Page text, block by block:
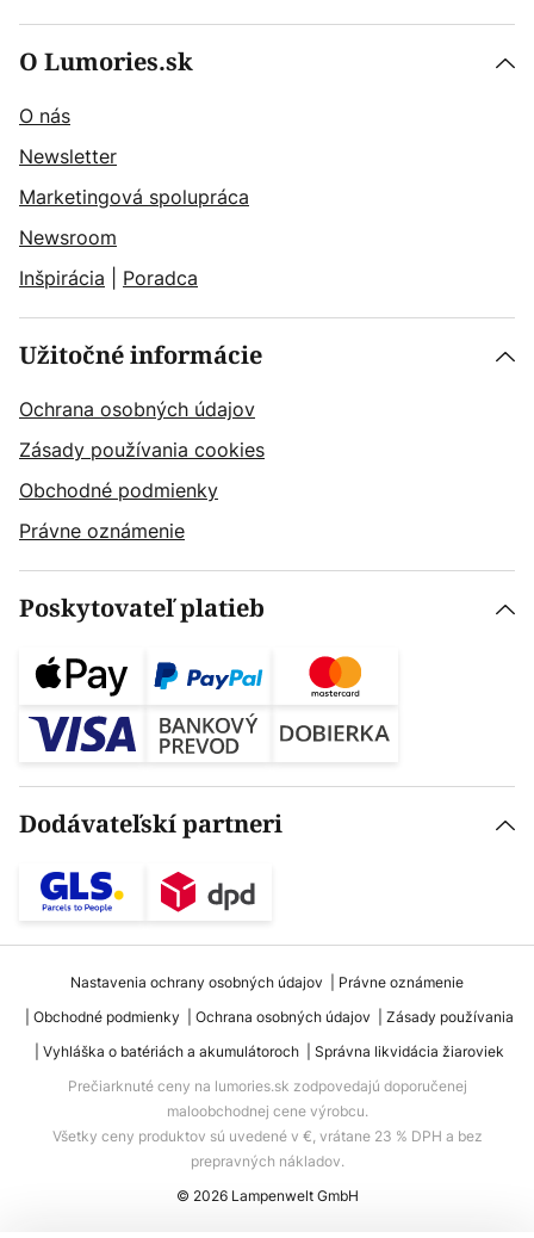
O Lumories.sk
O nás
Newsletter
Marketingová spolupráca
Newsroom
Inšpirácia
Poradca
Užitočné informácie
Ochrana osobných údajov
Zásady používania cookies
Obchodné podmienky
Právne oznámenie
Poskytovateľ platieb
Dodávateľskí partneri
Nastavenia ochrany osobných údajov
Právne oznámenie
Obchodné podmienky
Ochrana osobných údajov
Zásady používania
Vyhláška o batériách a akumulátoroch
Správna likvidácia žiaroviek
Prečiarknuté ceny na lumories.sk zodpovedajú doporučenej
maloobchodnej cene výrobcu.
Všetky ceny produktov sú uvedené v €, vrátane 23 % DPH a bez
prepravných nákladov.
© 2026 Lampenwelt GmbH